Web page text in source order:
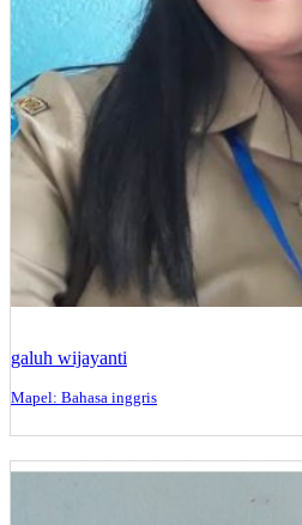
galuh wijayanti
Mapel: Bahasa inggris